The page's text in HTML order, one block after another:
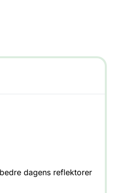
dagens reflektorer